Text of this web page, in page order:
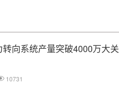
向系统产量突破4000万大关
10731